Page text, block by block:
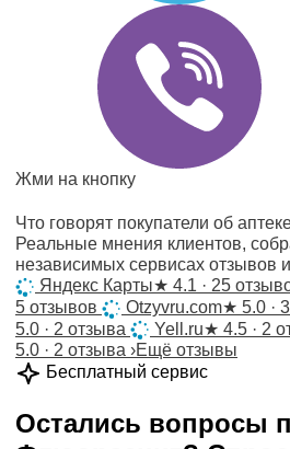
Жми на кнопку
Что говорят покупатели об
Реальные мнения клиентов,
независимых сервисах отзывов
Яндекс Карты★ 4.1 · 25
5 отзывов
Otzyvru.com★ 5.0 ·
5.0 · 2 отзыва
Yell.ru★ 4.5 · 2
5.0 · 2 отзыва ›Ещё отзывы
Бесплатный сервис
Остались вопросы